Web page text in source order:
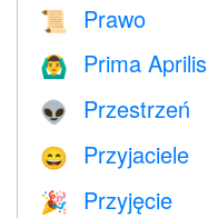
📜 Prawo
🙆‍♂️ Prima Aprilis
👽 Przestrzeń
😄 Przyjaciele
🎉 Przyjęcie